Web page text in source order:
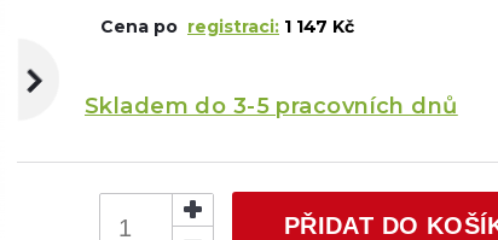
Cena po registraci: 1 147 Kč
Skladem do 3-5 pracovních dnů
PŘIDAT DO